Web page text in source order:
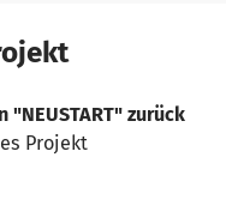
"NEUSTART" zurück
Projekt